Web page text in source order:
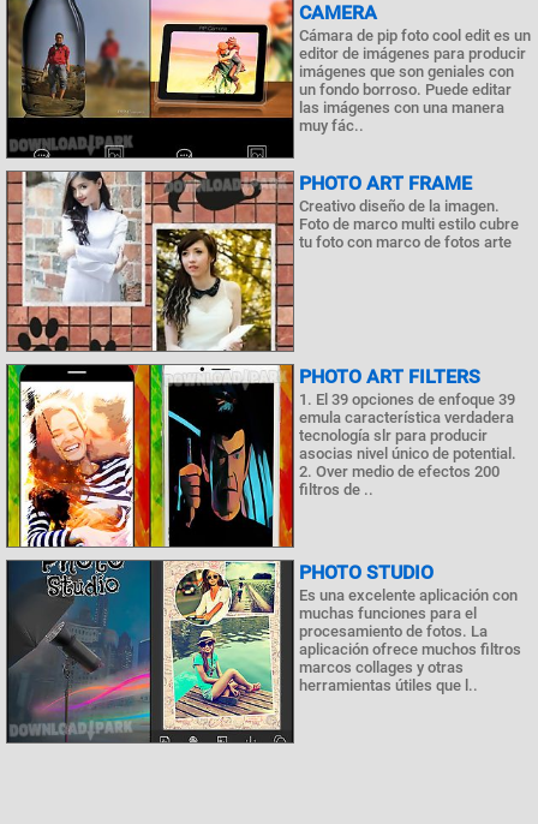
CAMERA
Cámara de pip foto cool edit es un
editor de imágenes para producir
imágenes que son geniales con
un fondo borroso. Puede editar
las imágenes con una manera
muy fác..
PHOTO ART FRAME
Creativo diseño de la imagen.
Foto de marco multi estilo cubre
tu foto con marco de fotos arte
PHOTO ART FILTERS
1. El 39 opciones de enfoque 39
emula característica verdadera
tecnología slr para producir
asocias nivel único de potential.
2. Over medio de efectos 200
filtros de ..
PHOTO STUDIO
Es una excelente aplicación con
muchas funciones para el
procesamiento de fotos. La
aplicación ofrece muchos filtros
marcos collages y otras
herramientas útiles que l..